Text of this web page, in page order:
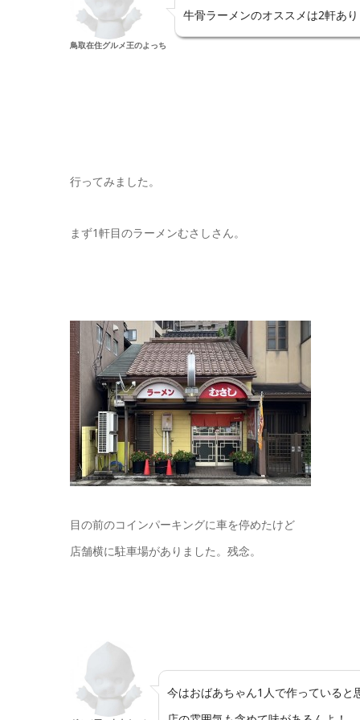
鳥取在住グルメ王のよっち
牛骨ラーメンのオススメは2軒あ
行ってみました。
まず1軒目のラーメンむさしさん。
目の前のコインパーキングに車を停めたけど
店舗横に駐車場がありました。残念。
今はおばあちゃん1人で作っていると